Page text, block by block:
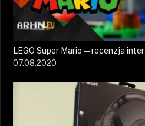
LEGO Super Mario — recenzja
07.08.2020